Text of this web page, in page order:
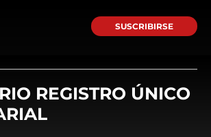
SUSCRIBIRSE
REGISTRO ÚNICO